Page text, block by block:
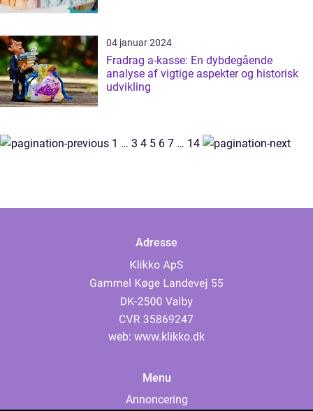
04 januar 2024
Fradrag a-kasse: En dybdegående
analyse af vigtige aspekter og historisk
udvikling
1 … 3 4 5 6 7 … 14
Adresse
web: www.klikko.dk
Menu
Annoncering